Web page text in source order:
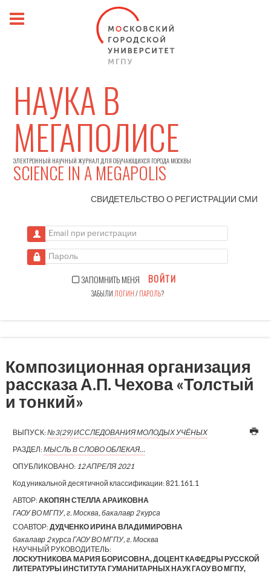
НАУКА В
МЕГАПОЛИСЕ
ЭЛЕКТРОННЫЙ НАУЧНЫЙ ЖУРНАЛ ДЛЯ ОБУЧАЮЩИХСЯ ГОРОДА МОСКВЫ
SCIENCE IN A MEGAPOLIS
СВИДЕТЕЛЬСТВО О РЕГИСТРАЦИИСМИ
Email при регистрации
Пароль
ЗАПОМНИТЬ МЕНЯ ВОЙТИ
ЗАБЫЛИ ЛОГИН/ПАРОЛЬ?
Композиционная организация
рассказа А.П. Чехова «Толстый
и тонкий»
ВЫПУСК:№3(29) ИССЛЕДОВАНИЯ МОЛОДЫХ УЧЁНЫХ
РАЗДЕЛ:МЫСЛЬ В СЛОВО ОБЛЕКАЯ…
ОПУБЛИКОВАНО: 12 АПРЕЛЯ 2021
Код уникальной десятичной классификации:821.161.1
АВТОР:АКОПЯН СТЕЛЛА АРАИКОВНА
ГАОУ ВО МГПУ, г. Москва, бакалавр 2 курса
СОАВТОР:ДУДЧЕНКО ИРИНА ВЛАДИМИРОВНА
бакалавр 2 курса ГАОУ ВО МГПУ, г. Москва
НАУЧНЫЙ РУКОВОДИТЕЛЬ:
ЛОСКУТНИКОВА МАРИЯ БОРИСОВНА, ДОЦЕНТ КАФЕДРЫ РУССКОЙ
ЛИТЕРАТУРЫ ИНСТИТУТА ГУМАНИТАРНЫХ НАУК ГАОУ ВО МГПУ,